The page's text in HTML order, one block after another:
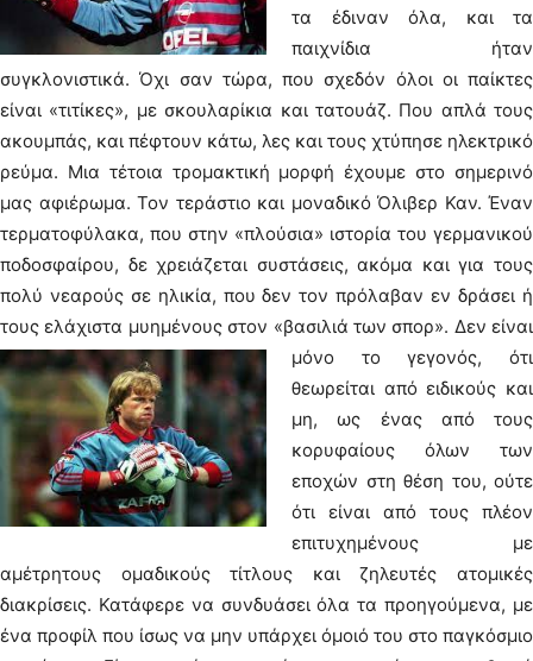
τα έδιναν όλα, και τα
παιχνίδια ήταν
συγκλονιστικά. Όχι σαν τώρα, που σχεδόν όλοι οι παίκτες
είναι «τιτίκες», με σκουλαρίκια και τατουάζ. Που απλά τους
ακουμπάς, και πέφτουν κάτω, λες και τους χτύπησε ηλεκτρικό
ρεύμα. Μια τέτοια τρομακτική μορφή έχουμε στο σημερινό
μας αφιέρωμα. Τον τεράστιo και μοναδικό Όλιβερ Καν. Έναν
τερματοφύλακα, που στην «πλούσια» ιστορία του γερμανικού
ποδοσφαίρου, δε χρειάζεται συστάσεις, ακόμα και για τους
πολύ νεαρούς σε ηλικία, που δεν τον πρόλαβαν εν δράσει ή
τους ελάχιστα μυημένους στον «βασιλιά των σπορ». Δεν είναι
μόνο το γεγονός, ότι
θεωρείται από ειδικούς και
μη, ως ένας από τους
κορυφαίους όλων των
εποχών στη θέση του, ούτε
ότι είναι από τους πλέον
επιτυχημένους με
αμέτρητους ομαδικούς τίτλους και ζηλευτές ατομικές
διακρίσεις. Κατάφερε να συνδυάσει όλα τα προηγούμενα, με
ένα προφίλ που ίσως να μην υπάρχει όμοιό του στο παγκόσμιο